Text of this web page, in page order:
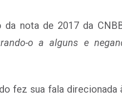
nota de 2017 da
o a alguns e
fez sua fala direcionada